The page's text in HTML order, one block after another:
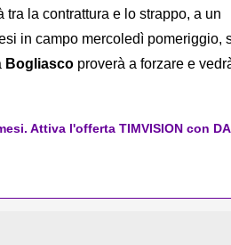
la contrattura e lo strappo, a un
in campo mercoledì pomeriggio,
Bogliasco proverà a forzare e
Attiva l'offerta TIMVISION con